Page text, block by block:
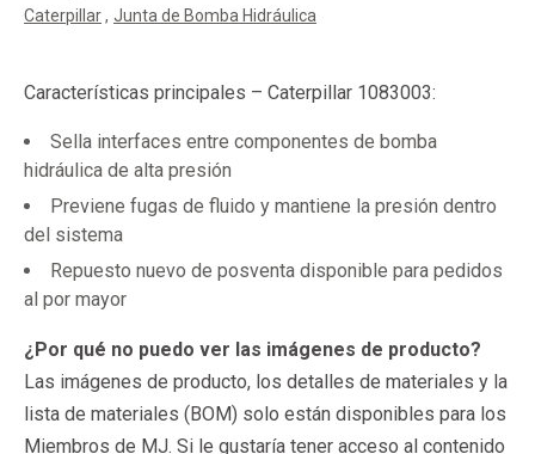
Caterpillar Junta de Bomba Hidráulica
Características principales – Caterpillar 1083003:
Sella interfaces entre componentes de bomba
hidráulica de alta presión
Previene fugas de fluido y mantiene la presión dentro
del sistema
Repuesto nuevo de posventa disponible para pedidos
al por mayor
¿Por qué no puedo ver las imágenes de producto?
Las imágenes de producto, los detalles de materiales y la
lista de materiales (BOM) solo están disponibles para los
Miembros de MJ. Si le gustaría tener acceso al contenido